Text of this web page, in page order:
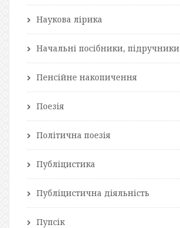
Наукова лірика
Начальні посібники, підручники
Пенсійне накопичення
Поезія
Політична поезія
Публіцистика
Публіцистична діяльність
Пупсік